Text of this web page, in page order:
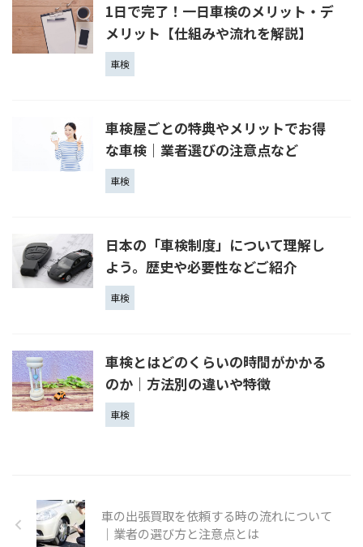
1日で完了！一日車検のメリット・デ
メリット【仕組みや流れを解説】
車検
車検屋ごとの特典やメリットでお得
な車検｜業者選びの注意点など
車検
日本の「車検制度」について理解し
よう。歴史や必要性などご紹介
車検
車検とはどのくらいの時間がかかる
のか｜方法別の違いや特徴
車検
車の出張買取を依頼する時の流れについて
｜業者の選び方と注意点とは